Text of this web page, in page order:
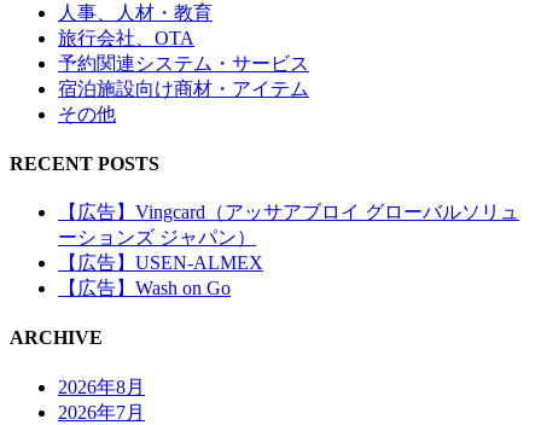
人事、人材・教育
旅行会社、OTA
予約関連システム・サービス
宿泊施設向け商材・アイテム
その他
RECENT POSTS
【広告】Vingcard（アッサアブロイ グローバルソリュ
ーションズ ジャパン）
【広告】USEN-ALMEX
【広告】Wash on Go
ARCHIVE
2026年8月
2026年7月